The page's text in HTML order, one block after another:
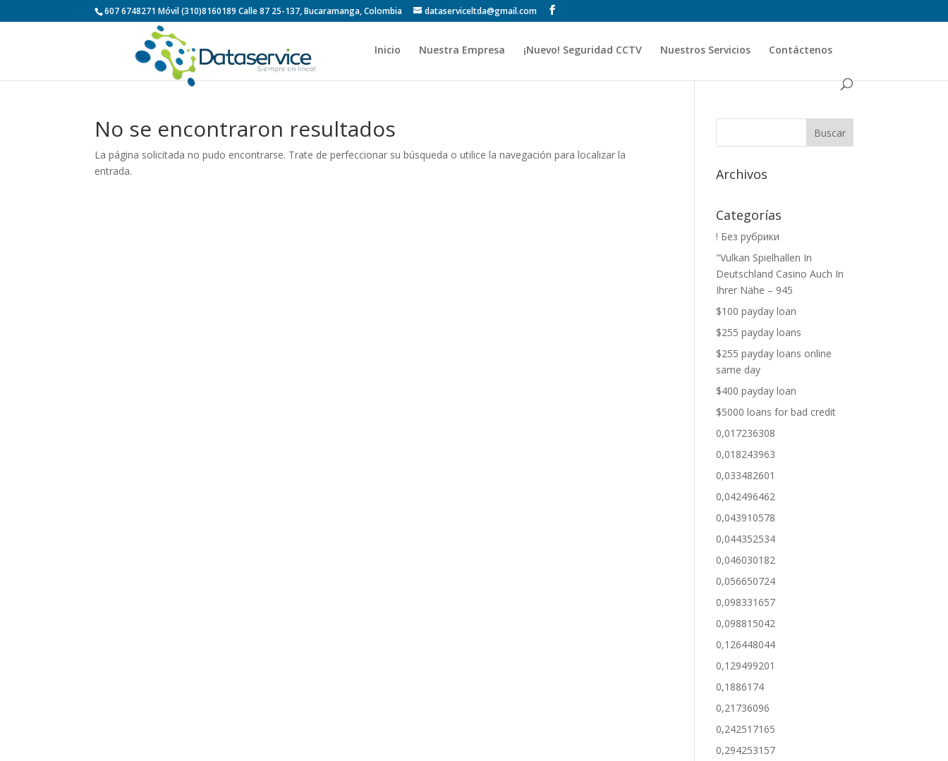
607 6748271 Móvil (310)8160189 Calle 87 25-137, Bucaramanga, Colombia dataserviceltda@gmail.com
Inicio Nuestra Empresa ¡Nuevo! Seguridad CCTV Nuestros Servicios Contáctenos
No se encontraron resultados
La página solicitada no pudo encontrarse. Trate de perfeccionar su búsqueda o utilice la navegación para localizar la
entrada.
Archivos
Categorías
! Без рубрики
"Vulkan Spielhallen In
Deutschland Casino Auch In
Ihrer Nähe – 945
$100 payday loan
$255 payday loans
$255 payday loans online
same day
$400 payday loan
$5000 loans for bad credit
0,017236308
0,018243963
0,033482601
0,042496462
0,043910578
0,044352534
0,046030182
0,056650724
0,098331657
0,098815042
0,126448044
0,129499201
0,1886174
0,21736096
0,242517165
0,294253157